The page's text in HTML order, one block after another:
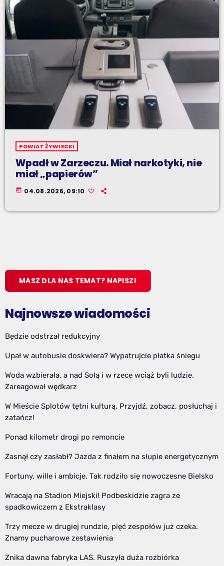
POWIAT ŻYWIECKI
Wpadł w Zarzeczu. Miał narkotyki, nie
miał „papierów”
today 04.08.2026, 09:10
MASZ DLA NAS TEMAT? NAPISZ!
Najnowsze wiadomości
Będzie odstrzał redukcyjny
Upał w autobusie doskwiera? Wypatrujcie płatka śniegu
Woda wzbierała, a nad Sołą i w rzece wciąż byli ludzie.
Zareagował wędkarz
W Mieście Splotów tętni kulturą. Przyjdź, zobacz, posłuchaj i
zatańcz!
Ponad kilometr drogi po remoncie
Zasnął czy zasłabł? Jazda z finałem na słupie energetycznym
Fortuny, wille i ambicje. Tak rodziło się nowoczesne Bielsko
Wracają na Stadion Miejski! Podbeskidzie zagra ze
spadkowiczem z Ekstraklasy
Trzy mecze w drugiej rundzie, pięć zespołów już czeka.
Znamy pucharowe zestawienia
Znika dawna fabryka LAS. Ruszyła duża rozbiórka